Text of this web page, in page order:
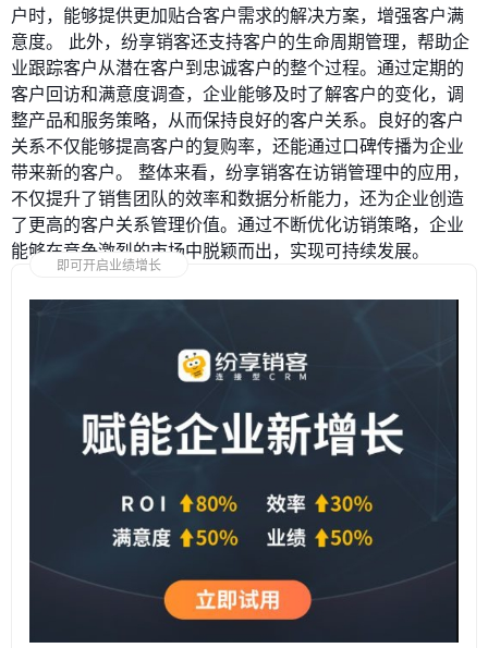
户时，能够提供更加贴合客户需求的解决方案，增强客户满
意度。 此外，纷享销客还支持客户的生命周期管理，帮助企
业跟踪客户从潜在客户到忠诚客户的整个过程。通过定期的
客户回访和满意度调查，企业能够及时了解客户的变化，调
整产品和服务策略，从而保持良好的客户关系。良好的客户
关系不仅能够提高客户的复购率，还能通过口碑传播为企业
带来新的客户。 整体来看，纷享销客在访销管理中的应用，
不仅提升了销售团队的效率和数据分析能力，还为企业创造
了更高的客户关系管理价值。通过不断优化访销策略，企业
能够在竞争激烈的市场中脱颖而出，实现可持续发展。
即可开启业绩增长